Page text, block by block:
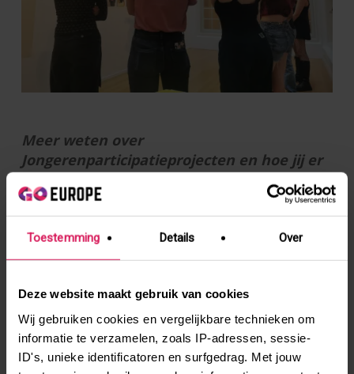
Toestemming Details Over
Deze website maakt gebruik van cookies
Wij gebruiken cookies en vergelijkbare technieken om
informatie te verzamelen, zoals IP-adressen, sessie-
ID's, unieke identificatoren en surfgedrag. Met jouw
Meer weten over
Jongerenparticipatieprojecten en hoe jij er
onze pagina
waar we je er meer over vertellen!